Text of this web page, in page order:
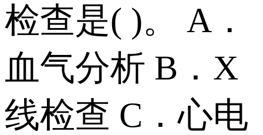
检查是( )。 A．
血气分析 B．X
线检查 C．心电